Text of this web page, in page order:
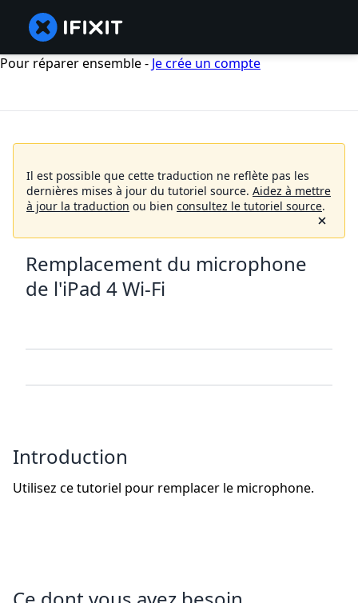
Pour réparer ensemble - Je crée un compte
Il est possible que cette traduction ne reflète pas les
dernières mises à jour du tutoriel source. Aidez à mettre
à jour la traduction ou bien consultez le tutoriel source.
Remplacement du microphone
de l'iPad 4 Wi-Fi
Introduction
Utilisez ce tutoriel pour remplacer le microphone.